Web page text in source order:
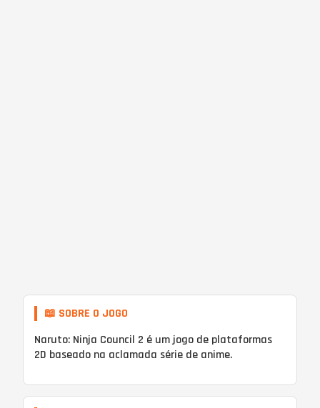
📖 SOBRE O JOGO
Naruto: Ninja Council 2 é um jogo de plataformas
2D baseado na aclamada série de anime.